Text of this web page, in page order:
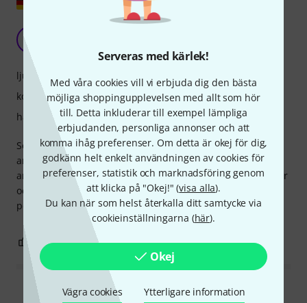
Serveras med kärlek!
Med våra cookies vill vi erbjuda dig den bästa
möjliga shoppingupplevelsen med allt som hör
till. Detta inkluderar till exempel lämpliga
erbjudanden, personliga annonser och att
komma ihåg preferenser. Om detta är okej för dig,
godkänn helt enkelt användningen av cookies för
preferenser, statistik och marknadsföring genom
att klicka på "Okej!" (visa alla).
Du kan när som helst återkalla ditt samtycke via
cookieinställningarna (här).
Okej
Vägra cookies Ytterligare information
Sennheiser RS257 är ett par fantastiska hörlurar som
ansluts till nästan alla enheter med hjälp av olika
anslutningstekniker och är mycket enkla att installera. De är
också mycket bekväma att bära, även under längre
perioder. Sammantaget en toppprodukt.
ljud
komfort
hantverkskvalitet
0 ANMÄL RECENSION
Läs alla recensioner